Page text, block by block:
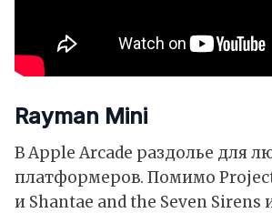
Rayman Mini
В Apple Arcade раздолье для
платформеров. Помимо
и Shantae and the Seven Sirens